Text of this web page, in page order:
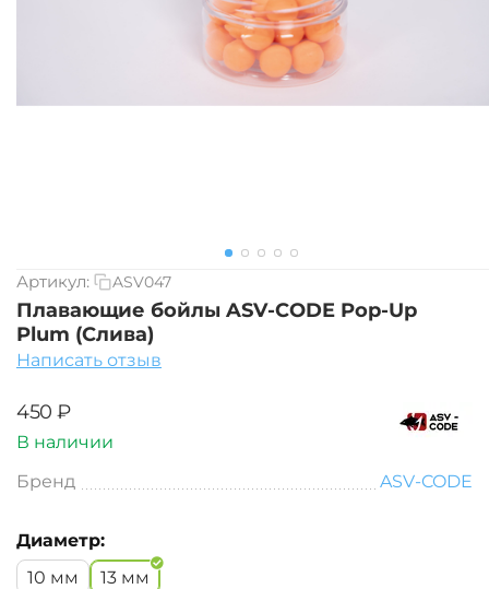
Артикул: ASV047
Плавающие бойлы ASV-CODE Pop-Up
Plum (Слива)
Написать отзыв
‍450‍ ₽
В наличии
Бренд
ASV-CODE
Диаметр:
10 мм
13 мм